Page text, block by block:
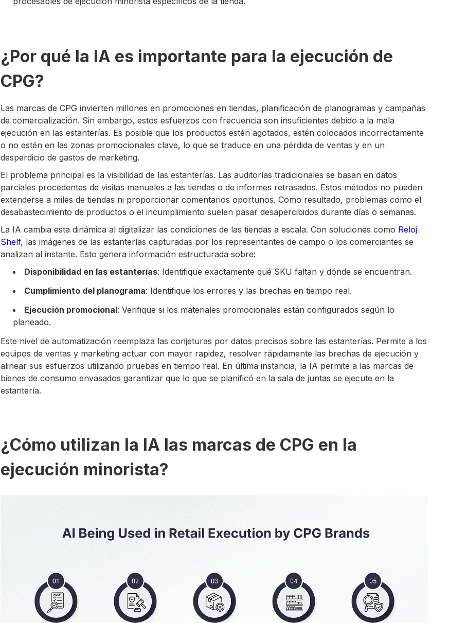
¿Por qué la IA es importante para la ejecución de
CPG?
Las marcas de CPG invierten millones en promociones en tiendas, planificación de planogramas y campañas
de comercialización. Sin embargo, estos esfuerzos con frecuencia son insuficientes debido a la mala
ejecución en las estanterías. Es posible que los productos estén agotados, estén colocados incorrectamente
o no estén en las zonas promocionales clave, lo que se traduce en una pérdida de ventas y en un
desperdicio de gastos de marketing.
El problema principal es la visibilidad de las estanterías. Las auditorías tradicionales se basan en datos
parciales procedentes de visitas manuales a las tiendas o de informes retrasados. Estos métodos no pueden
extenderse a miles de tiendas ni proporcionar comentarios oportunos. Como resultado, problemas como el
desabastecimiento de productos o el incumplimiento suelen pasar desapercibidos durante días o semanas.
La IA cambia esta dinámica al digitalizar las condiciones de las tiendas a escala. Con soluciones como Reloj
Shelf, las imágenes de las estanterías capturadas por los representantes de campo o los comerciantes se
analizan al instante. Esto genera información estructurada sobre:
Disponibilidad en las estanterías: Identifique exactamente qué SKU faltan y dónde se encuentran.
Cumplimiento del planograma: Identifique los errores y las brechas en tiempo real.
Ejecución promocional: Verifique si los materiales promocionales están configurados según lo
planeado.
Este nivel de automatización reemplaza las conjeturas por datos precisos sobre las estanterías. Permite a los
equipos de ventas y marketing actuar con mayor rapidez, resolver rápidamente las brechas de ejecución y
alinear sus esfuerzos utilizando pruebas en tiempo real. En última instancia, la IA permite a las marcas de
bienes de consumo envasados garantizar que lo que se planificó en la sala de juntas se ejecute en la
estantería.
¿Cómo utilizan la IA las marcas de CPG en la
ejecución minorista?